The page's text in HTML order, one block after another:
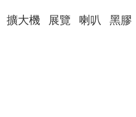
擴大機 展覽 喇叭 黑膠